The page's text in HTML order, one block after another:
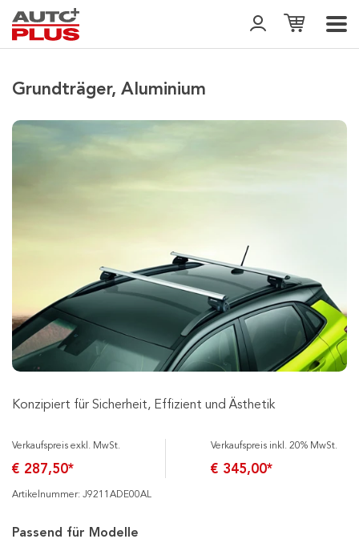
Grundträger, Aluminium
Konzipiert für Sicherheit, Effizient und Ästhetik
Verkaufspreis exkl. MwSt.
€ 287,50*
Verkaufspreis inkl. 20% MwSt.
€ 345,00*
Artikelnummer: J9211ADE00AL
Passend für Modelle